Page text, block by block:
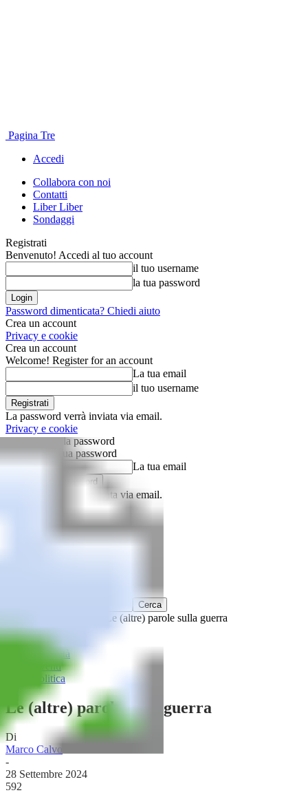
Pagina Tre
Accedi
Collabora con noi
Contatti
Liber Liber
Sondaggi
Registrati
Benvenuto! Accedi al tuo account
il tuo username
la tua password
Password dimenticata? Chiedi aiuto
Crea un account
Privacy e cookie
Crea un account
Welcome! Register for an account
La tua email
il tuo username
La password verrà inviata via email.
Privacy e cookie
Recupero della password
Recupera la tua password
La tua email
La password verrà inviata via email.
Home
Rubriche
Le (altre) parole sulla guerra
Attualità
Eventi
Politica
Le (altre) parole sulla guerra
Di
Marco Calvo
-
28 Settembre 2024
592